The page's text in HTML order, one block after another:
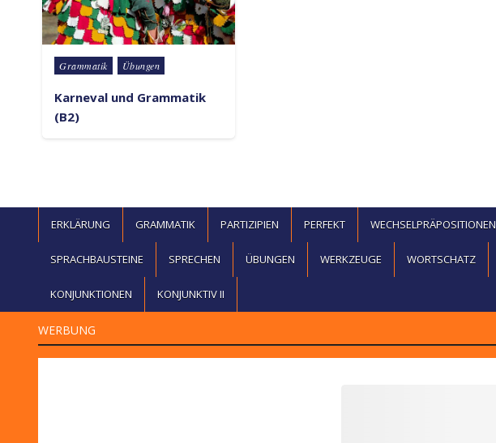
Posted in
Grammatik Übungen
Karneval und Grammatik
(B2)
ERKLÄRUNG GRAMMATIK PARTIZIPIEN PERFEKT WECHSELPRÄPOSITIONEN
SPRACHBAUSTEINE SPRECHEN ÜBUNGEN WERKZEUGE WORTSCHATZ
KONJUNKTIONEN KONJUNKTIV II
WERBUNG